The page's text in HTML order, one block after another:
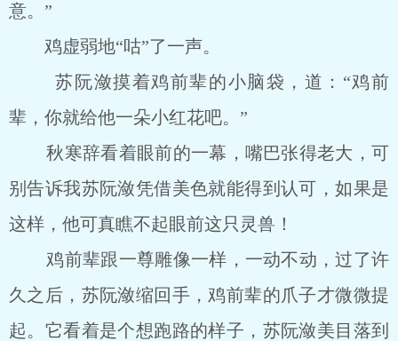
意。”
鸡虚弱地“咕”了一声。
苏阮潋摸着鸡前辈的小脑袋，道：“鸡前
辈，你就给他一朵小红花吧。”
秋寒辞看着眼前的一幕，嘴巴张得老大，可
别告诉我苏阮潋凭借美色就能得到认可，如果是
这样，他可真瞧不起眼前这只灵兽！
鸡前辈跟一尊雕像一样，一动不动，过了许
久之后，苏阮潋缩回手，鸡前辈的爪子才微微提
起。它看着是个想跑路的样子，苏阮潋美目落到